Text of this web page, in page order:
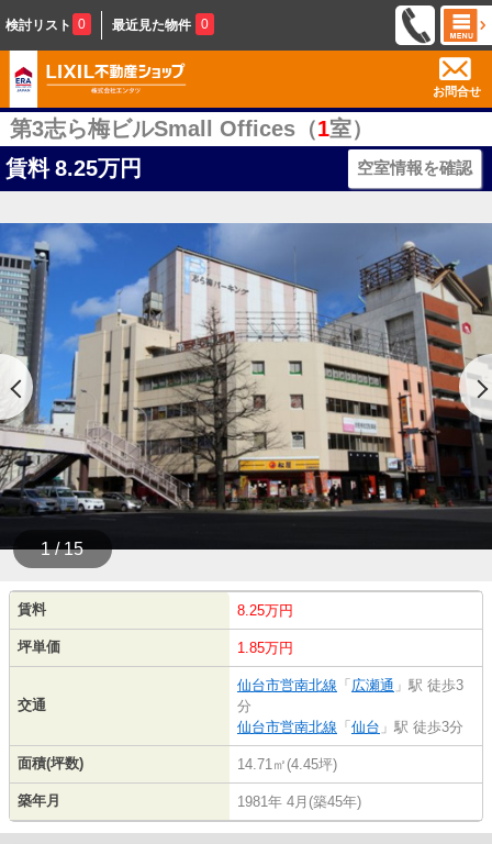
検討リスト 0 最近見た物件 0
お問合せ
第3志ら梅ビルSmall Offices（1室）
賃料 8.25万円 空室情報を確認
1 / 15
賃料 8.25万円
坪単価 1.85万円
交通
仙台市営南北線 「 広瀬通 」駅 徒歩3
分
仙台市営南北線 「 仙台 」駅 徒歩3分
面積(坪数) 14.71㎡(4.45坪)
築年月 1981年 4月(築45年)